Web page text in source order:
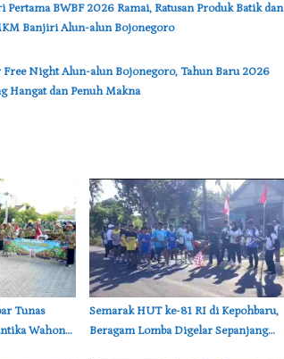
Pertama BWBF 2026 Ramai, Ratusan Produk Batik dan
Banjiri Alun-alun Bojonegoro
Free Night Alun-alun Bojonegoro, Tahun Baru 2026
Hangat dan Penuh Makna
Tunas
Wahono
Semarak HUT ke-81 RI di Kepohbaru,
Beragam Lomba Digelar Sepanjang